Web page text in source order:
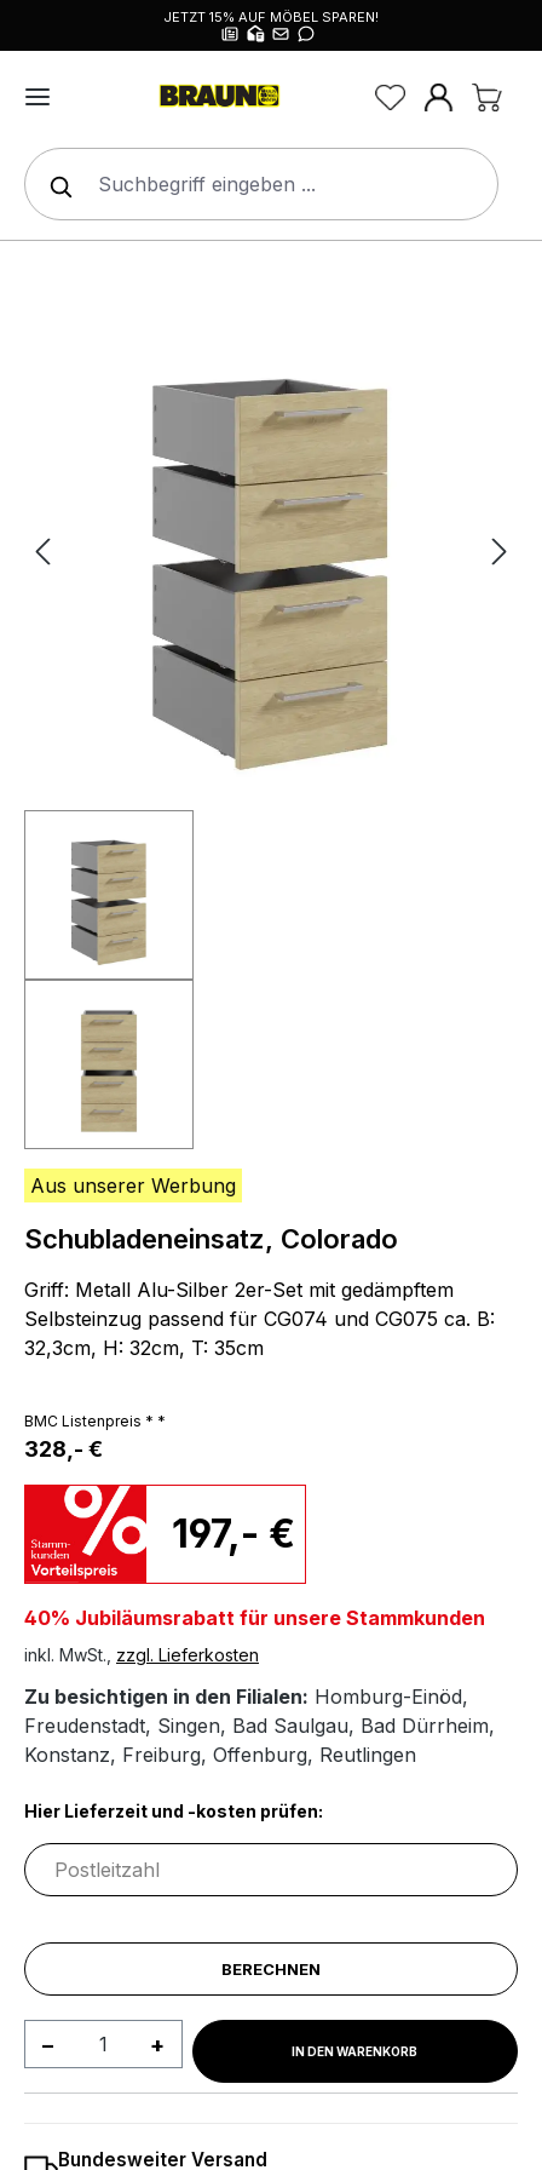
JETZT 15% AUF MÖBEL SPAREN!
Aus unserer Werbung
Schubladeneinsatz, Colorado
Griff: Metall Alu-Silber 2er-Set mit gedämpftem
Selbsteinzug passend für CG074 und CG075 ca. B:
32,3cm, H: 32cm, T: 35cm
BMC Listenpreis * *
328,- €
197,- €
40% Jubiläumsrabatt für unsere Stammkunden
inkl. MwSt., zzgl. Lieferkosten
Zu besichtigen in den Filialen: Homburg-Einöd,
Freudenstadt, Singen, Bad Saulgau, Bad Dürrheim,
Konstanz, Freiburg, Offenburg, Reutlingen
Hier Lieferzeit und -kosten prüfen:
BERECHNEN
Produkt Anzahl: Gib denIN DEN WARENKORB
Bundesweiter Versand